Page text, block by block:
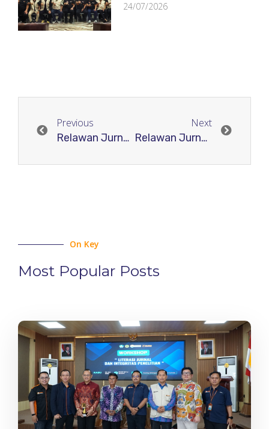
24/07/2026
Previous
Relawan Jurnal Indonesia sebagai sarana atau wadah bagi para pengelola jurnal
Next
Relawan Jurnal Indonesia Membantu meningkatkan kualitas Jurnal untuk menuju Jurnal Terakreditas
On Key
Most Popular Posts